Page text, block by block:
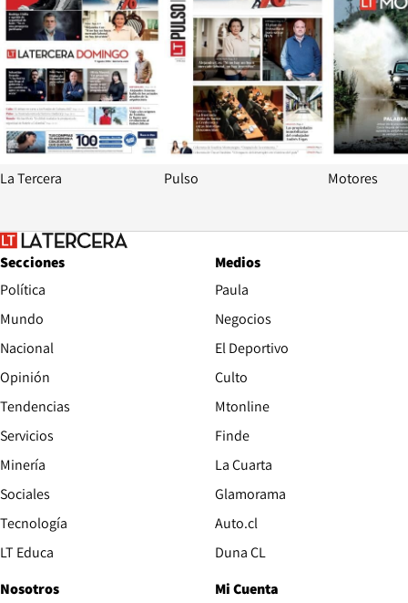
La Tercera Pulso Motores
Secciones
Política
Mundo
Nacional
Opinión
Tendencias
Servicios
Minería
Sociales
Tecnología
LT Educa
Medios
Paula
Negocios
El Deportivo
Culto
Mtonline
Finde
La Cuarta
Glamorama
Auto.cl
Duna CL
Nosotros
Mi Cuenta